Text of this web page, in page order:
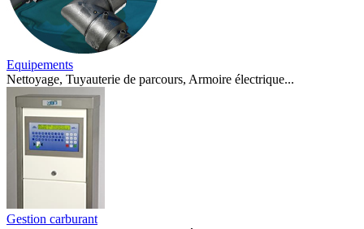
Equipements
Nettoyage, Tuyauterie de parcours, Armoire électrique...
Gestion carburant